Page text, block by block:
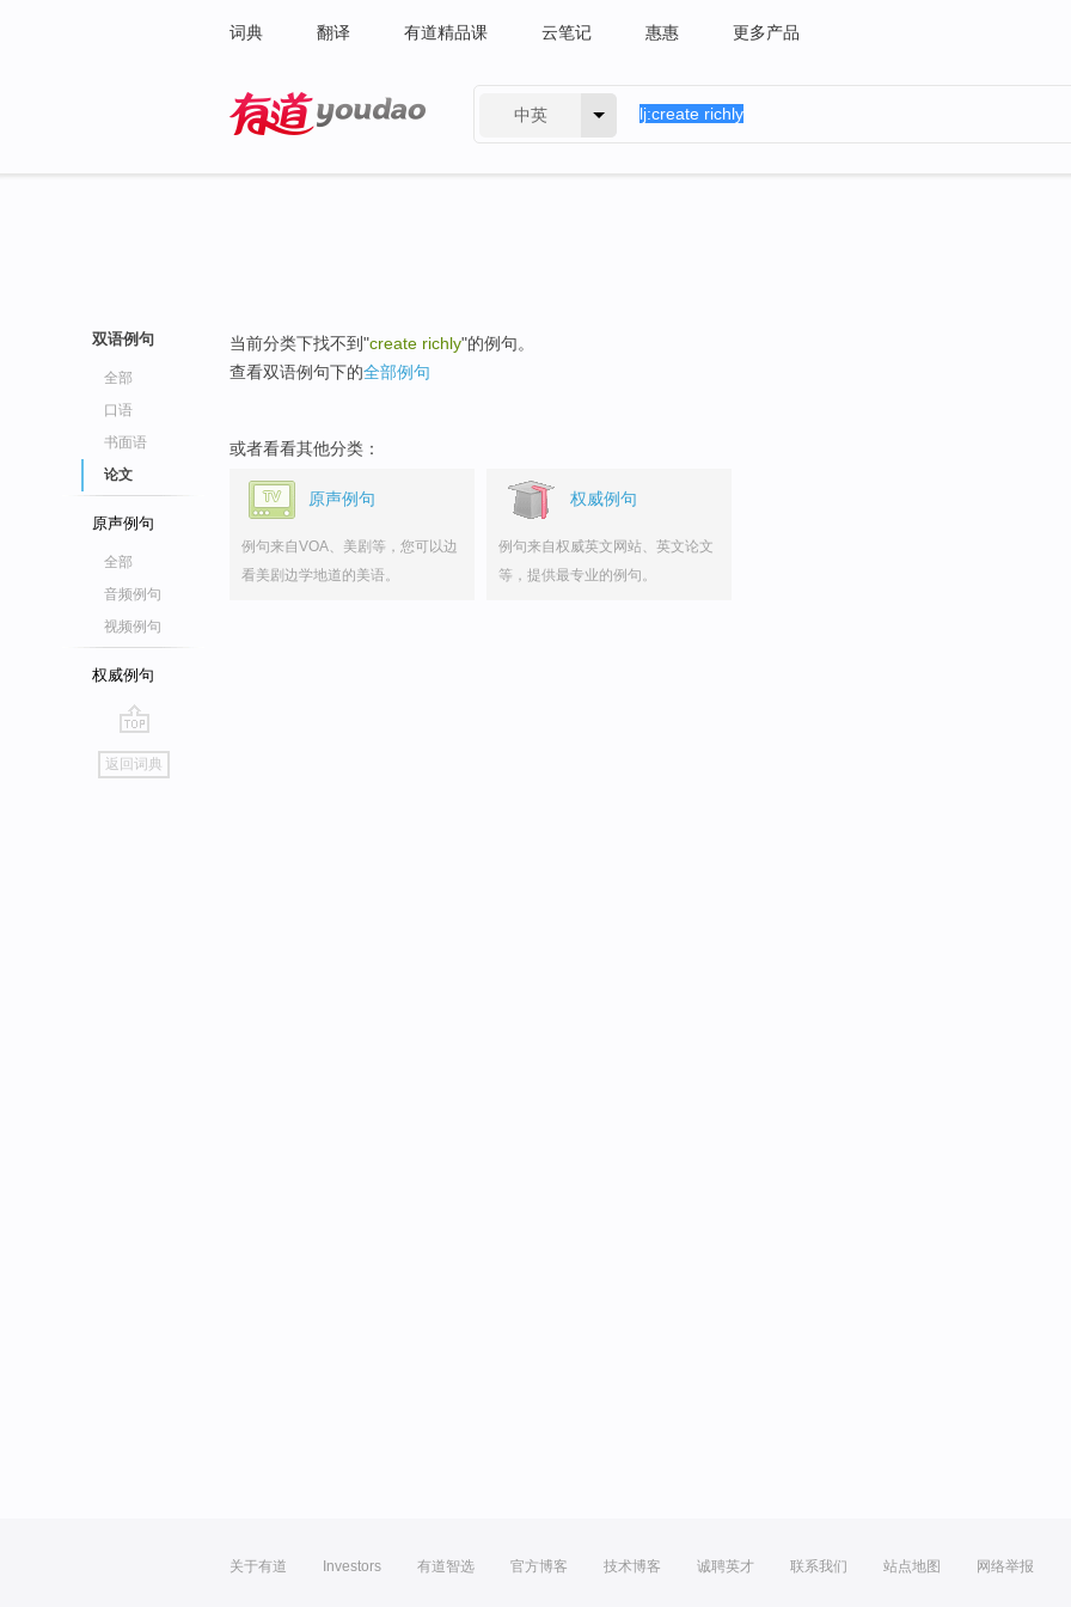
词典 翻译 有道精品课 云笔记 惠惠 更多产品
中英
双语例句
全部
口语
书面语
论文
原声例句
全部
音频例句
视频例句
权威例句
go
top
返回词典
当前分类下找不到"create richly"的例句。
查看双语例句下的全部例句
或者看看其他分类：
原声例句
例句来自VOA、美剧等，您可以边
看美剧边学地道的美语。
权威例句
例句来自权威英文网站、英文论文
等，提供最专业的例句。
关于有道 Investors 有道智选 官方博客 技术博客 诚聘英才 联系我们 站点地图 网络举报